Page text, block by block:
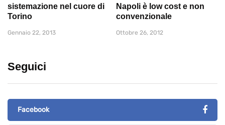
sistemazione nel cuore di
Torino
Gennaio 22, 2013
Napoli è low cost e non
convenzionale
Ottobre 26, 2012
Seguici
Facebook